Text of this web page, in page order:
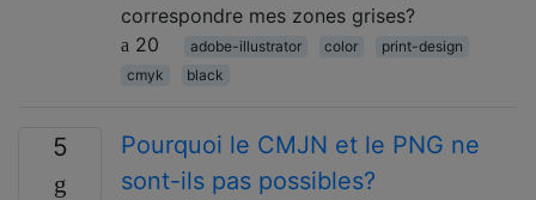
correspondre mes zones grises?
20
adobe-illustrator color
print-design
cmyk
black
5
Pourquoi le CMJN et le PNG ne
sont-ils pas possibles?